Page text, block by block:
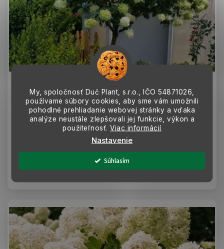
My, spoločnosť Duč Plant, s.r.o., IČO 54871026,
používame súbory cookies, aby sme vám umožnili
pohodlné prehliadanie webovej stránky a vďaka
analýze neustále zlepšovali jej funkcie, výkon a
použiteľnosť.Viac informácií
Nastavenie
Súhlasím
Hortenzia metlinatá Limelight na 60 cm kmienku,
výška 80-110 cm, kvetináč 5 l
MOMENTÁLNE NEDOSTUPNÉ
Detail
Spoľahlivá metlinatá hortenzia s výraznými limetkovozelenými
kvetmi, ktoré sa postupne sfarbujú do biela a ružova. Je